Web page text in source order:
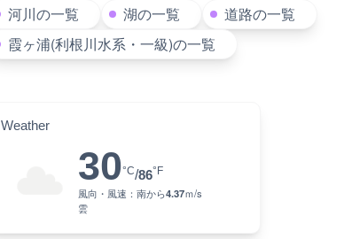
河川の一覧 湖の一覧
道路の一覧
霞ヶ浦(利根川水系・一級)の一覧
Weather
30°C/86°F
風向・風速： 南から4.37ｍ/s
雲